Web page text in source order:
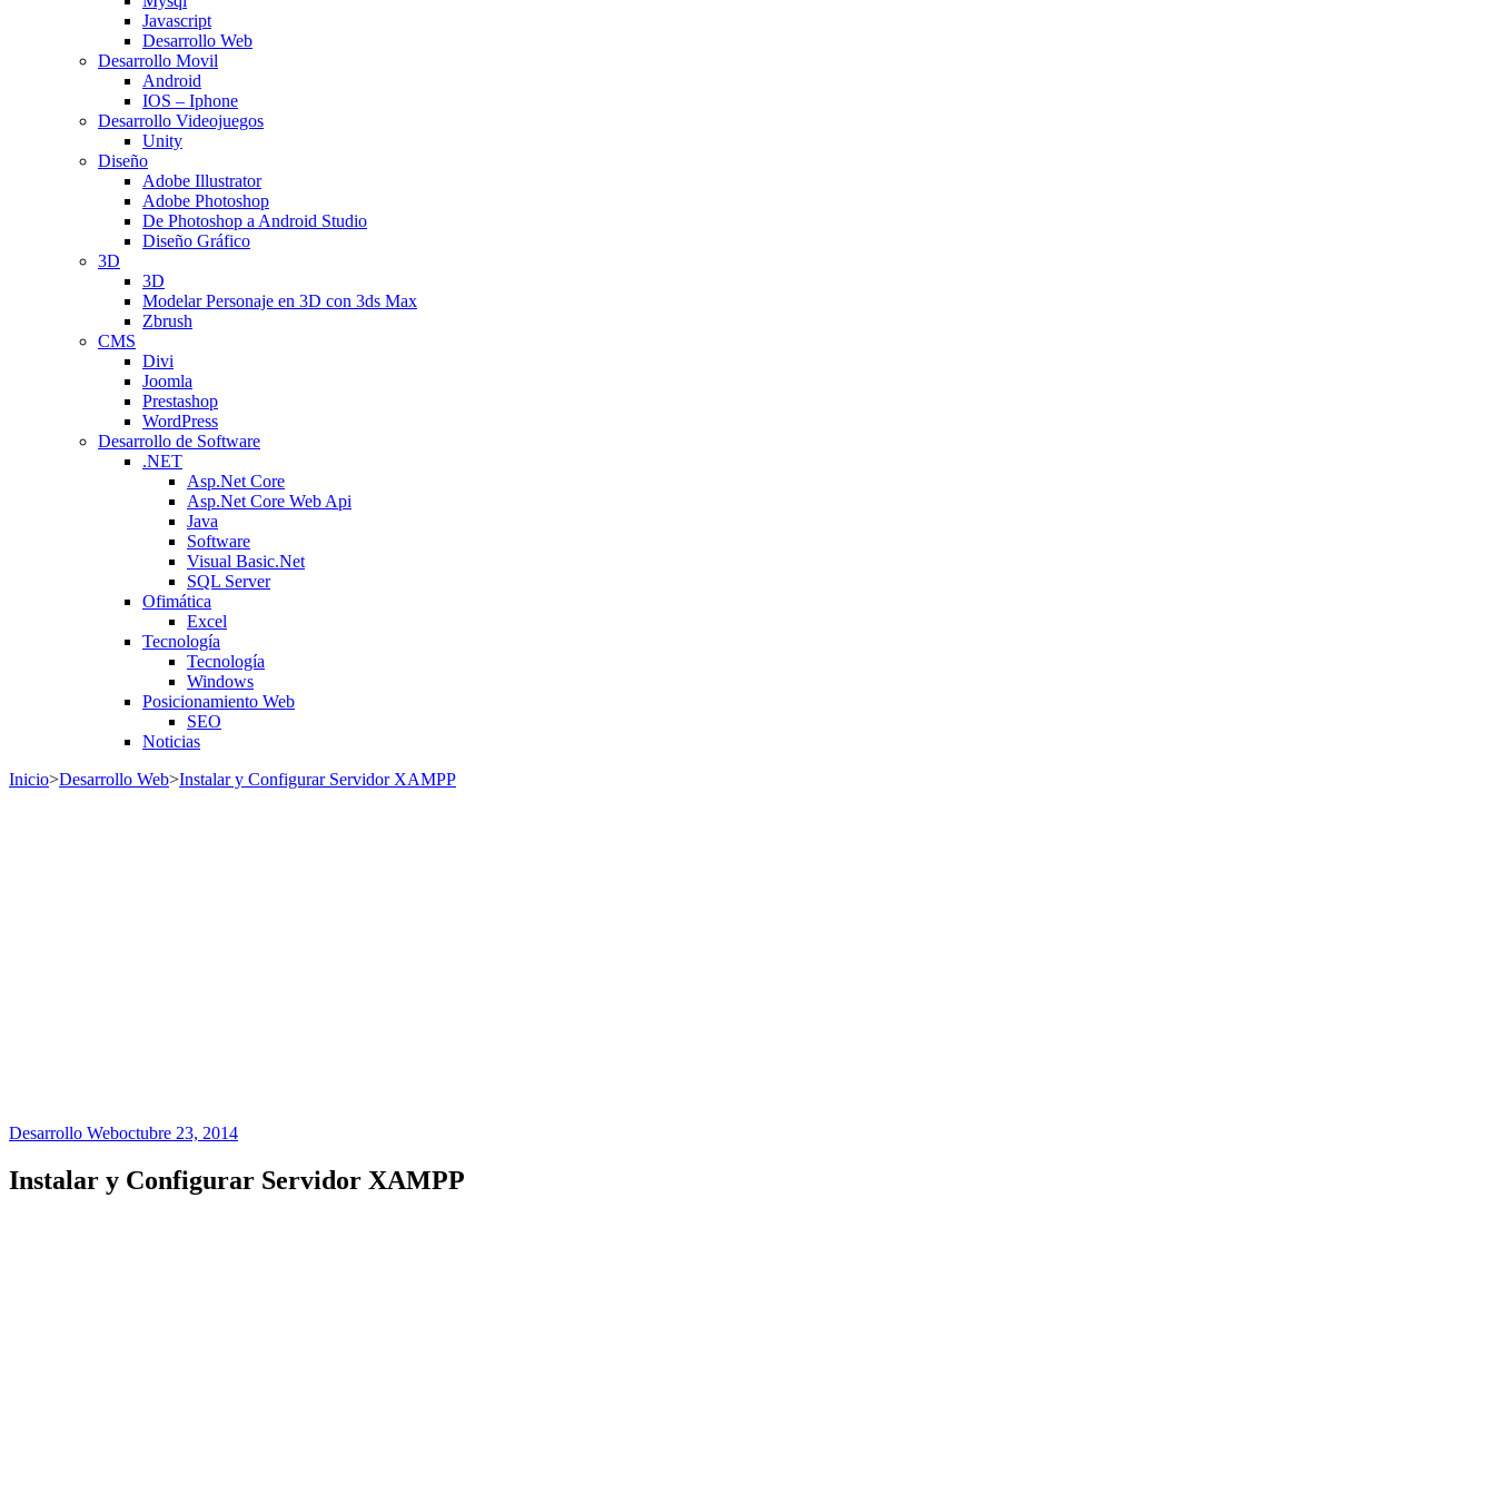
Javascript
Desarrollo Web
Desarrollo Movil
Android
IOS – Iphone
Desarrollo Videojuegos
Unity
Diseño
Adobe Illustrator
Adobe Photoshop
De Photoshop a Android Studio
Diseño Gráfico
3D
3D
Modelar Personaje en 3D con 3ds Max
Zbrush
CMS
Divi
Joomla
Prestashop
WordPress
Desarrollo de Software
.NET
Asp.Net Core
Asp.Net Core Web Api
Java
Software
Visual Basic.Net
SQL Server
Ofimática
Excel
Tecnología
Tecnología
Windows
Posicionamiento Web
SEO
Noticias
Inicio>Desarrollo Web>Instalar y Configurar Servidor XAMPP
Desarrollo Weboctubre 23, 2014
Instalar y Configurar Servidor XAMPP